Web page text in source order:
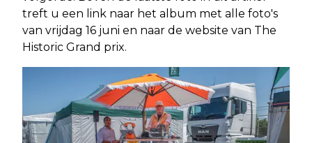
treft u een link naar het album met alle foto's
van vrijdag 16 juni en naar de website van The
Historic Grand prix.